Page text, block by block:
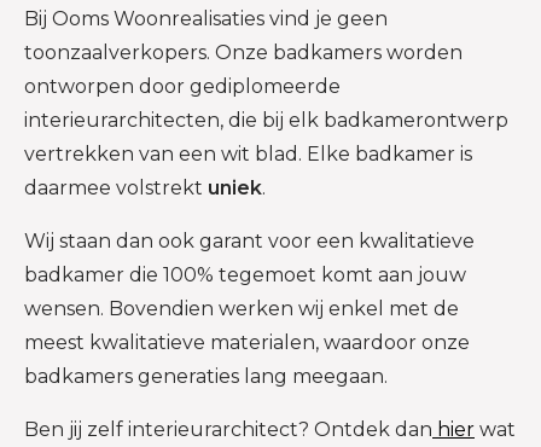
Bij Ooms Woonrealisaties vind je geen
toonzaalverkopers. Onze badkamers worden
ontworpen door gediplomeerde
interieurarchitecten, die bij elk badkamerontwerp
vertrekken van een wit blad. Elke badkamer is
daarmee volstrekt uniek.
Wij staan dan ook garant voor een kwalitatieve
badkamer die 100% tegemoet komt aan jouw
wensen. Bovendien werken wij enkel met de
meest kwalitatieve materialen, waardoor onze
badkamers generaties lang meegaan.
Ben jij zelf interieurarchitect? Ontdek dan hier wat